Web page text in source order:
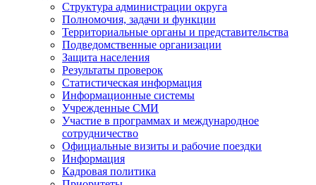
Структура администрации округа
Полномочия, задачи и функции
Территориальные органы и представительства
Подведомственные организации
Защита населения
Результаты проверок
Статистическая информация
Информационные системы
Учрежденные СМИ
Участие в программах и международное
сотрудничество
Официальные визиты и рабочие поездки
Информация
Кадровая политика